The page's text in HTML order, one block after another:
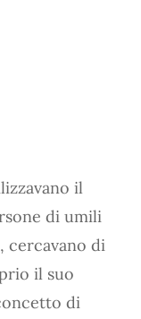
il
di umili
cercavano di
il suo
di